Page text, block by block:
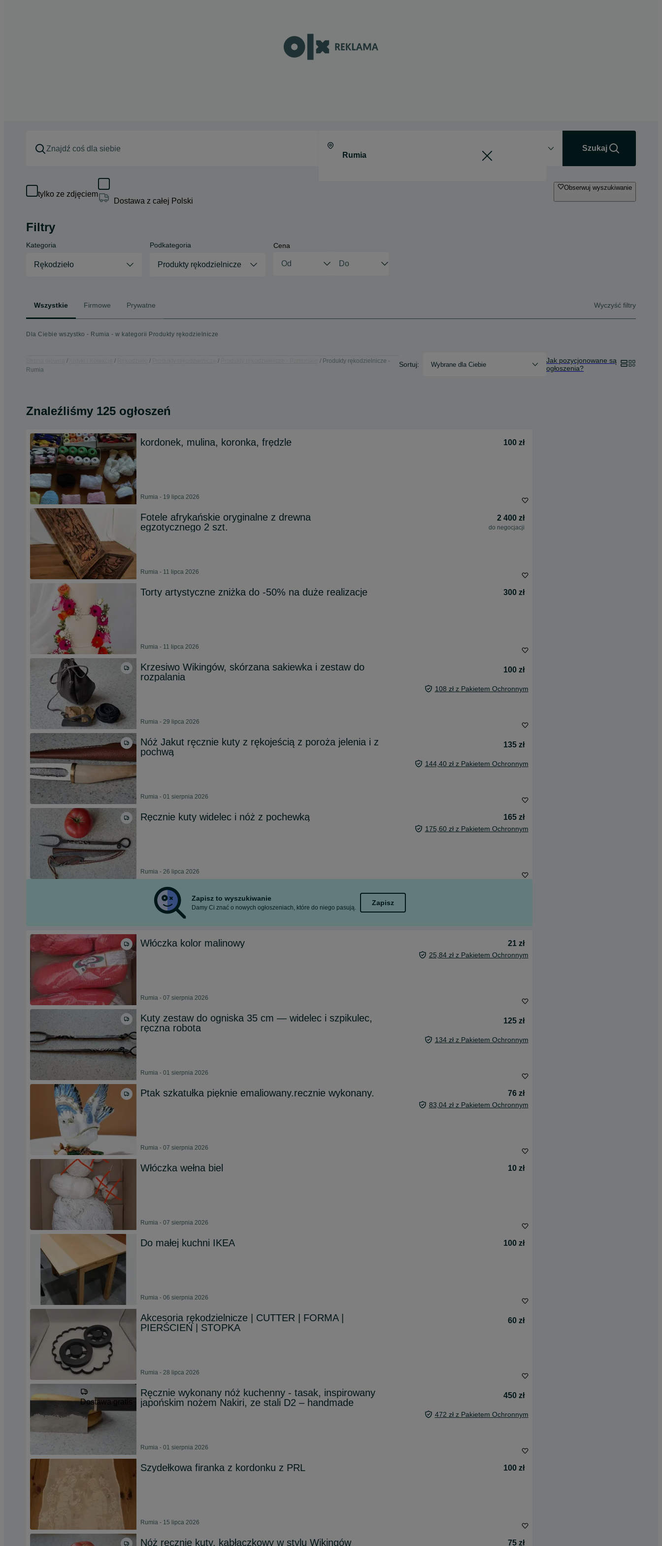
Szukaj
tylko ze zdjęciem
Dostawa z całej Polski
Obserwuj wyszukiwanie
Filtry
Kategoria
Rękodzieło
Podkategoria
Produkty rękodzielnicze
Cena
Wszystkie Firmowe Prywatne Wyczyść filtry
Dla Ciebie wszystko - Rumia - w kategorii Produkty rękodzielnicze
Produkty rękodzielnicze -
Rumia
Sortuj: Wybrane dla Ciebie
Jak pozycjonowane są
ogłoszenia?
Znaleźliśmy 125 ogłoszeń
kordonek, mulina, koronka, frędzle 100 zł
Rumia - 19 lipca 2026
Fotele afrykańskie oryginalne z drewna
egzotycznego 2 szt.
2 400 zł
do negocjacji
Rumia - 11 lipca 2026
Torty artystyczne zniżka do -50% na duże realizacje 300 zł
Rumia - 11 lipca 2026
Krzesiwo Wikingów, skórzana sakiewka i zestaw do
rozpalania
100 zł
108 zł z Pakietem Ochronnym
Rumia - 29 lipca 2026
Nóż Jakut ręcznie kuty z rękojeścią z poroża jelenia i z
pochwą
135 zł
144,40 zł z Pakietem Ochronnym
Rumia - 01 sierpnia 2026
Ręcznie kuty widelec i nóż z pochewką 165 zł
175,60 zł z Pakietem Ochronnym
Rumia - 26 lipca 2026
Zapisz to wyszukiwanie
Damy Ci znać o nowych ogłoszeniach, które do niego pasują.
Zapisz
Włóczka kolor malinowy 21 zł
25,84 zł z Pakietem Ochronnym
Rumia - 07 sierpnia 2026
Kuty zestaw do ogniska 35 cm — widelec i szpikulec,
ręczna robota
125 zł
134 zł z Pakietem Ochronnym
Rumia - 01 sierpnia 2026
Ptak szkatułka pięknie emaliowany.recznie wykonany. 76 zł
83,04 zł z Pakietem Ochronnym
Rumia - 07 sierpnia 2026
Włóczka wełna biel 10 zł
Rumia - 07 sierpnia 2026
Do małej kuchni IKEA 100 zł
Rumia - 06 sierpnia 2026
Akcesoria rękodzielnicze | CUTTER | FORMA |
PIERŚCIEŃ | STOPKA
60 zł
Rumia - 28 lipca 2026
Dostawa gratis
Ręcznie wykonany nóż kuchenny - tasak, inspirowany
japońskim nożem Nakiri, ze stali D2 – handmade
450 zł
472 zł z Pakietem Ochronnym
Rumia - 01 sierpnia 2026
Szydełkowa firanka z kordonku z PRL 100 zł
Rumia - 15 lipca 2026
Nóż ręcznie kuty, kabłączkowy w stylu Wikingów 75 zł